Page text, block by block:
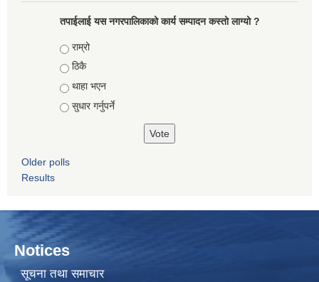
तपाईलाई यस नगरपालिकाको कार्य सम्पादन कस्तो लाग्यो ?
Choices
राम्रो
ठिकै
थाहा भएन
सुधार गर्नुपर्ने
Older polls
Results
Notices
सूचना तथा समाचार